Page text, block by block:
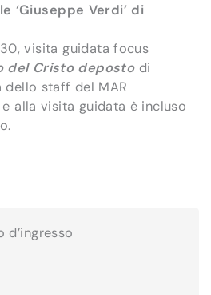
‘Giuseppe Verdi’ di
visita guidata focus
del Cristo depostodi
dello staff del MAR
alla visita guidata è incluso